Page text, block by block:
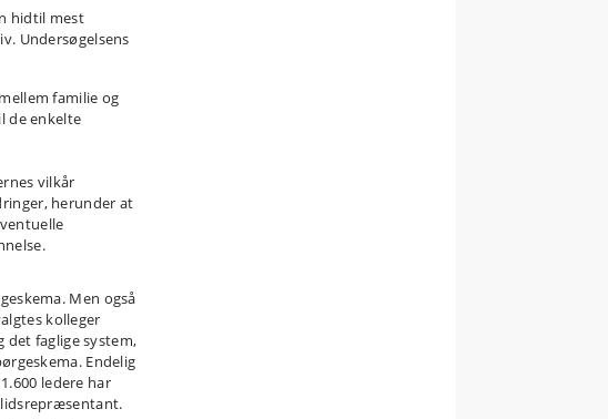
hidtil mest
Undersøgelsens
familie og
de enkelte
vilkår
herunder at
Men også
kolleger
det faglige system,
Endelig
ledere har